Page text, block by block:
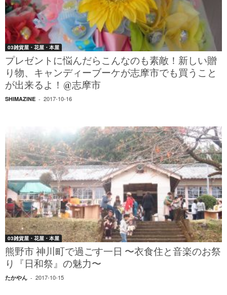
03雑貨屋・花屋・本屋
プレゼントに悩んだらこんなのも素敵！新しい贈
り物、キャンディーブーケが志摩市でも買うこと
が出来るよ！@志摩市
SHIMAZINE - 2017-10-16
03雑貨屋・花屋・本屋
熊野市 神川町で過ごす一日 〜衣食住と音楽のお祭
り『日和祭』の魅力〜
たかやん - 2017-10-15